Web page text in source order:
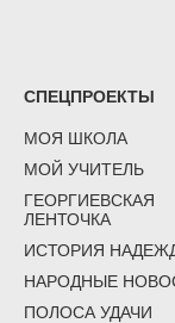
СПЕЦПРОЕКТЫ
МОЯ ШКОЛА
МОЙ УЧИТЕЛЬ
ГЕОРГИЕВСКАЯ
ЛЕНТОЧКА
ИСТОРИЯ
НАРОДНЫЕ
ПОЛОСА УДАЧИ